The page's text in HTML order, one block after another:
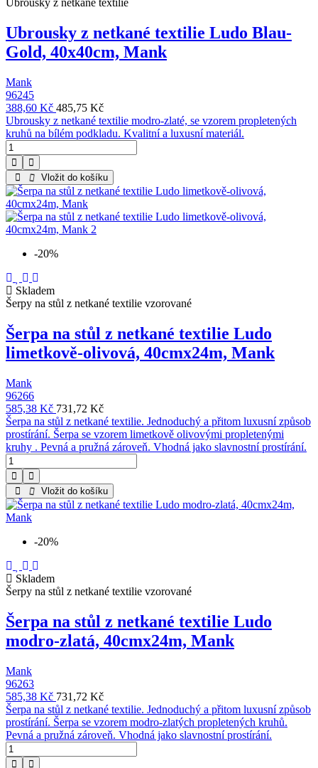
Ubrousky z netkané textilie
Ubrousky z netkané textilie Ludo Blau-
Gold, 40x40cm, Mank
Mank
96245
388,60 Kč 485,75 Kč
Ubrousky z netkané textilie modro-zlaté, se vzorem propletených
kruhů na bílém podkladu. Kvalitní a luxusní materiál.
Vložit do košíku
-20%
Skladem
Šerpy na stůl z netkané textilie vzorované
Šerpa na stůl z netkané textilie Ludo
limetkově-olivová, 40cmx24m, Mank
Mank
96266
585,38 Kč 731,72 Kč
Šerpa na stůl z netkané textilie. Jednoduchý a přitom luxusní způsob
prostírání. Šerpa se vzorem limetkově olivovými propletenými
kruhy . Pevná a pružná zároveň. Vhodná jako slavnostní prostírání.
Vložit do košíku
-20%
Skladem
Šerpy na stůl z netkané textilie vzorované
Šerpa na stůl z netkané textilie Ludo
modro-zlatá, 40cmx24m, Mank
Mank
96263
585,38 Kč 731,72 Kč
Šerpa na stůl z netkané textilie. Jednoduchý a přitom luxusní způsob
prostírání. Šerpa se vzorem modro-zlatých propletených kruhů.
Pevná a pružná zároveň. Vhodná jako slavnostní prostírání.